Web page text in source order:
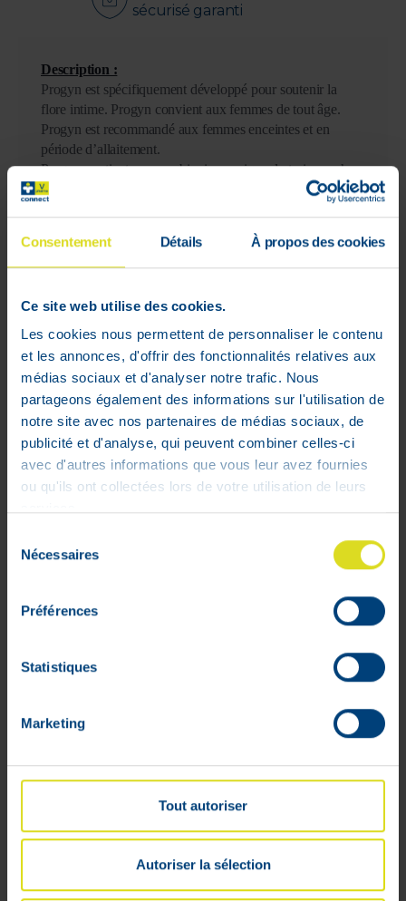
Consentement Détails À propos des cookies
Ce site web utilise des cookies.
Les cookies nous permettent de personnaliser le contenu
et les annonces, d'offrir des fonctionnalités relatives aux
médias sociaux et d'analyser notre trafic. Nous
partageons également des informations sur l'utilisation de
notre site avec nos partenaires de médias sociaux, de
publicité et d'analyse, qui peuvent combiner celles-ci
avec d'autres informations que vous leur avez fournies
ou qu'ils ont collectées lors de votre utilisation de leurs
Nécessaires
Préférences
Statistiques
Marketing
Tout autoriser
Autoriser la sélection
sécurisé garanti
Description :
Progyn est spécifiquement développé pour soutenir la
flore intime. Progyn convient aux femmes de tout âge.
Progyn est recommandé aux femmes enceintes et en
période d’allaitement.
Progyn contient une combinaison unique de trois souches
de lactobacilles naturellement présentes au sein de
en Belgique.
Indications :
Présentation :32 capsules
Conseils d’utilisation :
Pour un résultat optimal, il faut éviter de prendre Progyn
avec des boissons chaudes.
Précautions d’emploi :
Ne pas dépasser la portion journalière recommandée.
Ne peut pas être utilisé comme substitut d’un régime
alimentaire varié.
Demandez conseil à votre médecin ou pharmacien.
Lactobacillus brevis PHA-131, Lactobacillus acidophilus
PHA-122, Lactobacillus rhamnosus PHA-152 ; fructo-
de charge : maltodextrine ; stabilisant : stéarate de